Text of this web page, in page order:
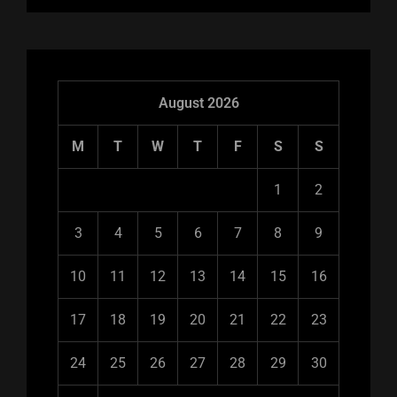
August 2026
M T W T F S S
1 2
3 4 5 6 7 8 9
10 11 12 13 14 15 16
17 18 19 20 21 22 23
24 25 26 27 28 29 30